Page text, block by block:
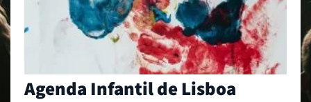
Agenda Infantil de Lisboa